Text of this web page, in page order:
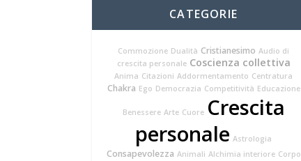
CATEGORIE
Commozione Dualità Cristianesimo Audio di
crescita personale Coscienza collettiva
Anima Citazioni Addormentamento Centratura
Chakra Ego Democrazia Competitività Educazione
Benessere Arte Cuore Crescita
personale Astrologia
Consapevolezza Animali Alchimia interiore Corpo